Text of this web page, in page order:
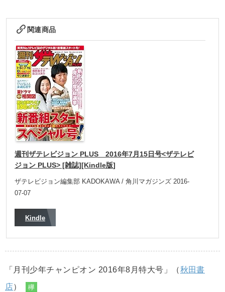
関連商品
週刊ザテレビジョン PLUS 2016年7月15日号<ザテレビ
ジョン PLUS> [雑誌][Kindle版]
ザテレビジョン編集部 KADOKAWA / 角川マガジンズ 2016-
07-07
Kindle
「月刊少年チャンピオン 2016年8月特大号」（秋田書
店） 欅